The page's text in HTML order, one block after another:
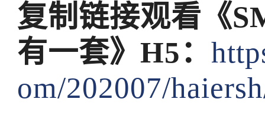
复制链接观看《
有一套》H5：
om/202007/